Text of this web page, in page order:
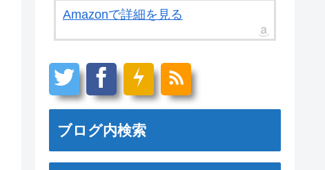
Amazonで詳細を見る
ブログ内検索